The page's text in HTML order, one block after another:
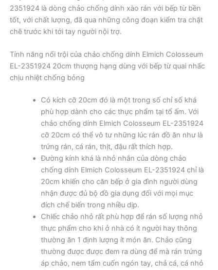
2351924 là dòng chảo chống dính xào rán với bếp từ bền
tốt, với chất lượng, đã qua những công đoạn kiểm tra chặt
chẽ trước khi tới tay người nội trợ.
Tính năng nổi trội của chảo chống dính Elmich Colosseum
EL-2351924 20cm thượng hạng dùng với bếp từ quai nhấc
chịu nhiệt chống bỏng
Có kích cỡ 20cm đó là một trong số chỉ số khá
phù hợp dành cho các thực phẩm tại tổ ấm. Với
chảo chống dính Elmich Colosseum EL-2351924
cỡ 20cm có thể vô tư những lúc rán đồ ăn như là
trứng rán, cá rán, thịt, đậu rất thích hợp.
Đường kính khá là nhỏ nhắn của dòng chảo
chống dính Elmich Colosseum EL-2351924 chỉ là
20cm khiến cho căn bếp ở gia đình người dùng
nhận được đủ bộ đồ gia dụng đối với mọi mục
đích chế biến trong nhiều dịp.
Chiếc chảo nhỏ rất phù hợp để rán số lượng nhỏ
thực phẩm cho khi ở nhà có ít người hay thông
thường ăn 1 định lượng ít món ăn. Chảo cũng
thường được được đem ra dùng để mà rán trứng
áp chảo, nem tẩm cuốn ngón tay, chả cá, cá nhỏ